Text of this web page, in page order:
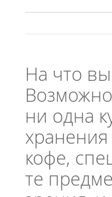
На что
ни одна
кофе,
те